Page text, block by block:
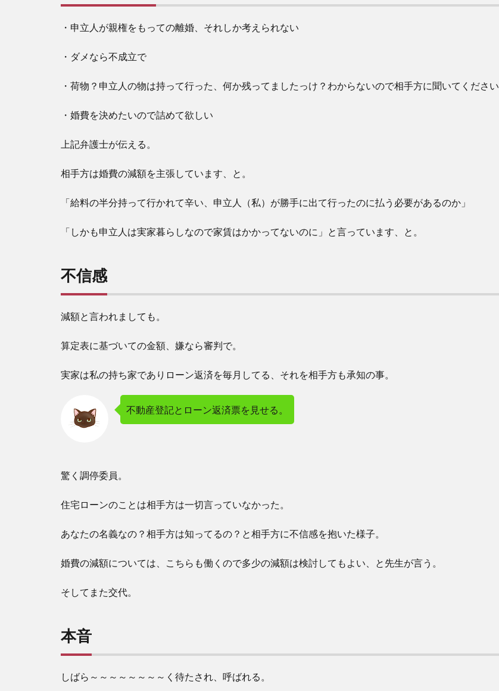
・申立人が親権をもっての離婚、それしか考えられない
・ダメなら不成立で
・荷物？申立人の物は持って行った、何か残ってましたっけ？わからないので相手方に聞いてください
・婚費を決めたいので詰めて欲しい
上記弁護士が伝える。
相手方は婚費の減額を主張しています、と。
「給料の半分持って行かれて辛い、申立人（私）が勝手に出て行ったのに払う必要があるのか」
「しかも申立人は実家暮らしなので家賃はかかってないのに」と言っています、と。
不信感
減額と言われましても。
算定表に基づいての金額、嫌なら審判で。
実家は私の持ち家でありローン返済を毎月してる、それを相手方も承知の事。
不動産登記とローン返済票を見せる。
驚く調停委員。
住宅ローンのことは相手方は一切言っていなかった。
あなたの名義なの？相手方は知ってるの？と相手方に不信感を抱いた様子。
婚費の減額については、こちらも働くので多少の減額は検討してもよい、と先生が言う。
そしてまた交代。
本音
しばら～～～～～～～～く待たされ、呼ばれる。